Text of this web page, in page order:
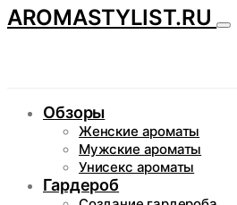
AROMASTYLIST.RU
Обзоры
Женские ароматы
Мужские ароматы
Унисекс ароматы
Гардероб